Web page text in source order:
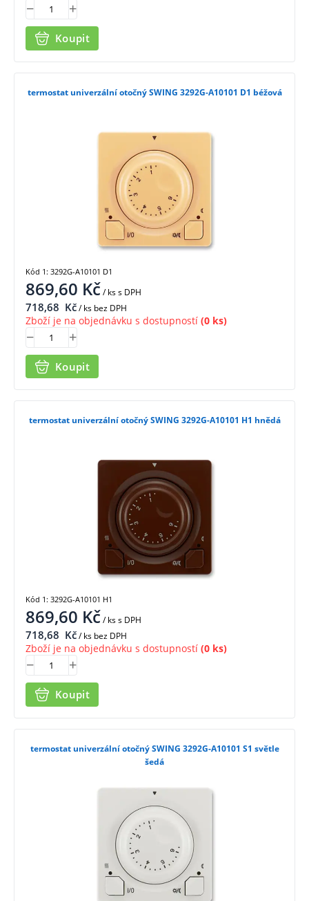
Koupit
termostat univerzální otočný SWING 3292G-A10101 D1 béžová
869,60 Kč/ kss DPH
718,68 Kč/ ks bez DPH
Zboží je na objednávku s dostupností (0 ks)
Koupit
Kód 1: 3292G-A10101 D1
termostat univerzální otočný SWING 3292G-A10101 H1 hnědá
869,60 Kč/ kss DPH
718,68 Kč/ ks bez DPH
Zboží je na objednávku s dostupností (0 ks)
Koupit
Kód 1: 3292G-A10101 H1
termostat univerzální otočný SWING 3292G-A10101 S1 světle
šedá